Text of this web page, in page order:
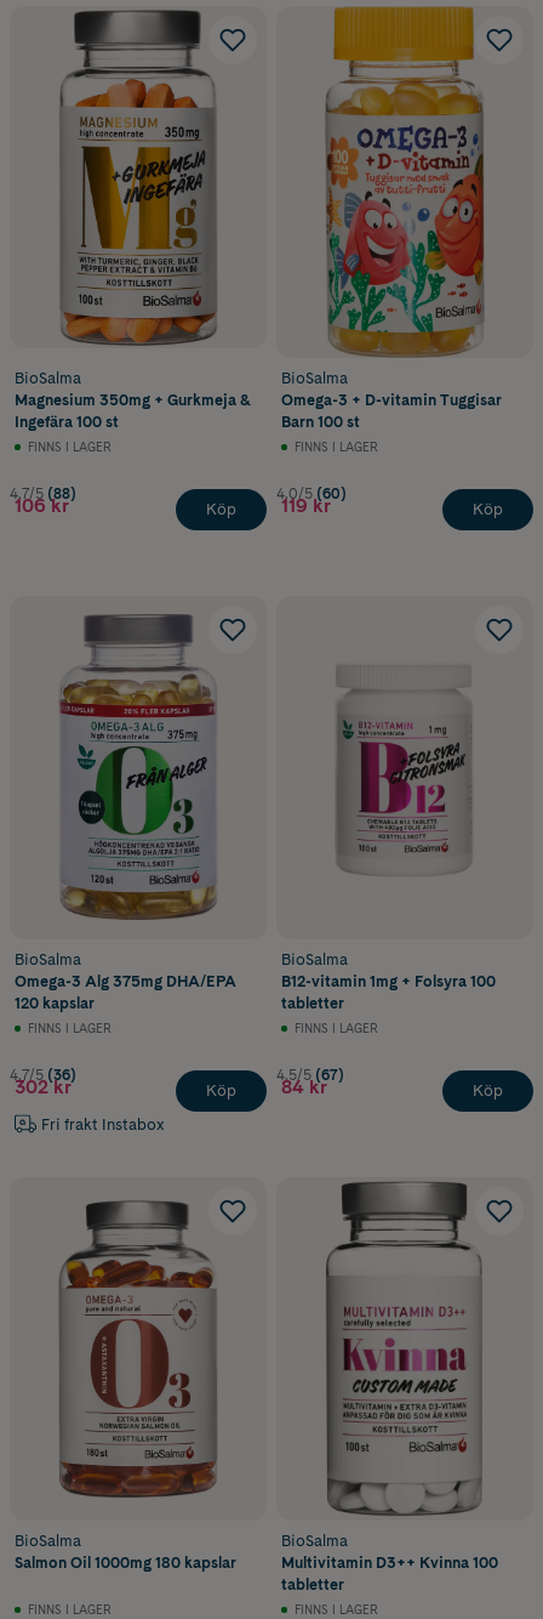
BioSalma
Magnesium 350mg + Gurkmeja &
Ingefära 100 st
FINNS I LAGER
4.7/5 (88)
106 kr Köp
BioSalma
Omega-3 + D-vitamin Tuggisar
Barn 100 st
FINNS I LAGER
4.0/5 (60)
119 kr Köp
BioSalma
Omega-3 Alg 375mg DHA/EPA
120 kapslar
FINNS I LAGER
4.7/5 (36)
302 kr
Fri frakt Instabox
Köp
BioSalma
B12-vitamin 1mg + Folsyra 100
tabletter
FINNS I LAGER
4.5/5 (67)
84 kr Köp
BioSalma
Salmon Oil 1000mg 180 kapslar
FINNS I LAGER
BioSalma
Multivitamin D3++ Kvinna 100
tabletter
FINNS I LAGER